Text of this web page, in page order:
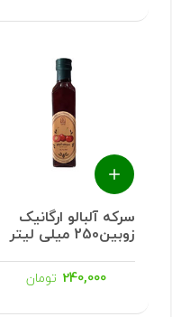
سرکه آلبالو ارگانیک
زوبین250 میلی لیتر
240,000 تومان